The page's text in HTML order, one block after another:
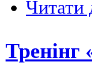
Читати
Тренінг